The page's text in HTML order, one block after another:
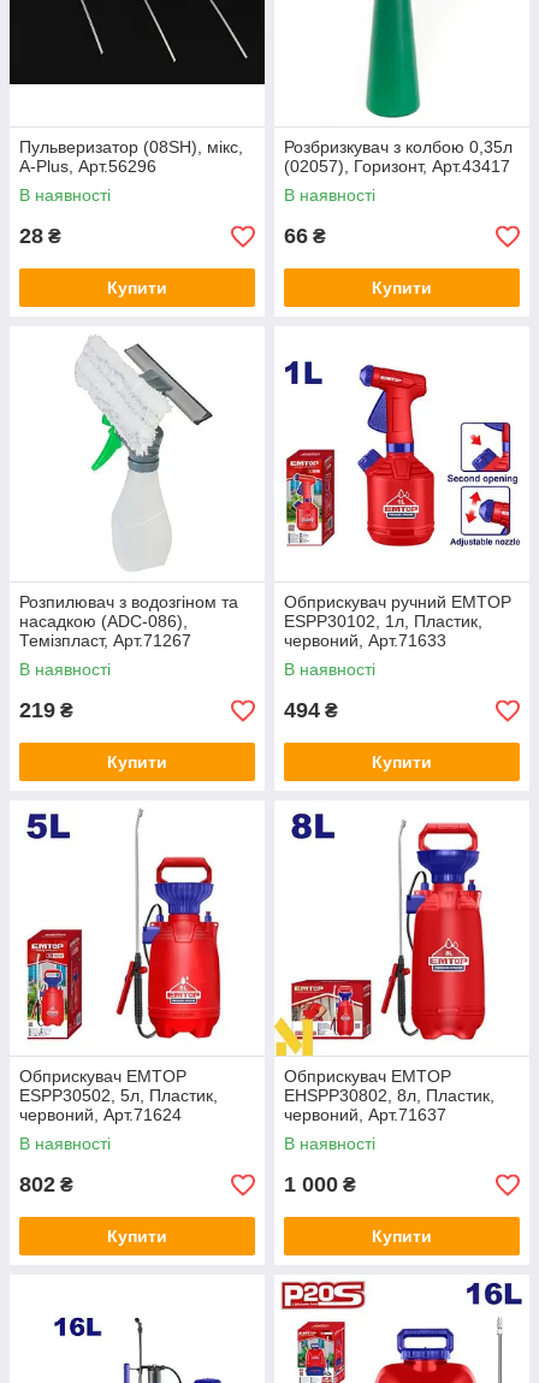
Пульверизатор (08SH), мікс,
A-Plus, Арт.56296
В наявності
28 ₴
Купити
Розбризкувач з колбою 0,35л
(02057), Горизонт, Арт.43417
В наявності
66 ₴
Купити
Розпилювач з водозгіном та
насадкою (ADC-086),
Темізпласт, Арт.71267
В наявності
219 ₴
Купити
Обприскувач ручний EMTOP
ESPP30102, 1л, Пластик,
червоний, Арт.71633
В наявності
494 ₴
Купити
Обприскувач EMTOP
ESPP30502, 5л, Пластик,
червоний, Арт.71624
В наявності
802 ₴
Купити
Обприскувач EMTOP
EHSPP30802, 8л, Пластик,
червоний, Арт.71637
В наявності
1 000 ₴
Купити